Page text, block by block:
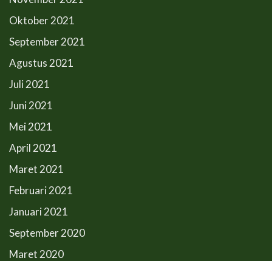
Oktober 2021
September 2021
Agustus 2021
Juli 2021
Juni 2021
Mei 2021
April 2021
Maret 2021
Februari 2021
Januari 2021
September 2020
Maret 2020